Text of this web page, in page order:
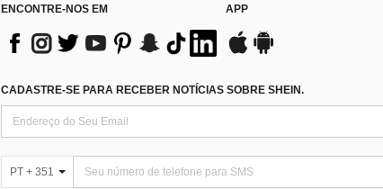
ENCONTRE-NOS EM APP
CADASTRE-SE PARA RECEBER NOTÍCIAS SOBRE SHEIN.
PT + 351